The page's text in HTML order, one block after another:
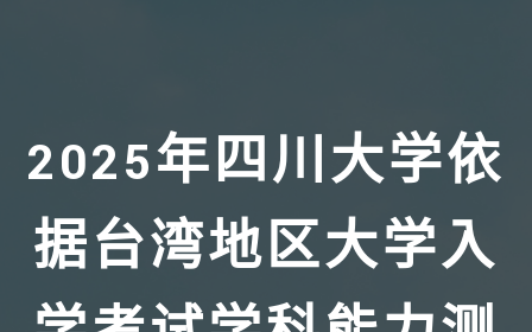
2025年四川大学依
据台湾地区大学入